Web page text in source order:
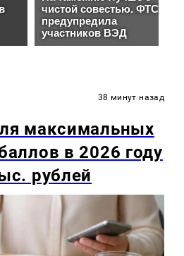
38 минут назад
максимальных
в 2026 году
рублей